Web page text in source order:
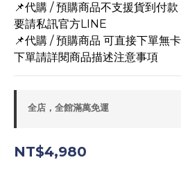
📌代購 / 預購商品不支援貨到付
要請私訊官方LINE
📌代購 / 預購商品 可直接下單無
下單請詳閱商品描述注意事項
全店，全館滿萬免運
NT$4,980